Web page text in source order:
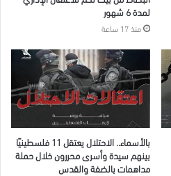
لمدة 6 شهور
منذ 17 ساعة
بالأسماء.. الاحتلال يعتقل 11 فلسطينيًا
بينهم سيدة وأسرى محررون خلال حملة
مداهمات بالضفة والقدس